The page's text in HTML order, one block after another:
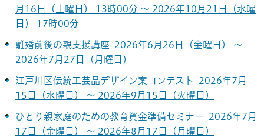
月16日（土曜日） 13時00分 ～ 2026年10月21日（水曜
日） 17時00分
離婚前後の親支援講座 2026年6月26日（金曜日） ～
2026年7月27日（月曜日）
江戸川区伝統工芸品デザイン案コンテスト 2026年7月
15日（水曜日） ～ 2026年9月15日（火曜日）
ひとり親家庭のための教育資金準備セミナー 2026年7月
17日（金曜日） ～ 2026年8月17日（月曜日）